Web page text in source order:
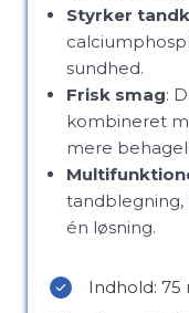
Styrker
sundhed.
Frisk smag:
kombineret
mere
tandblegning,
én løsning.
Indhold: 75